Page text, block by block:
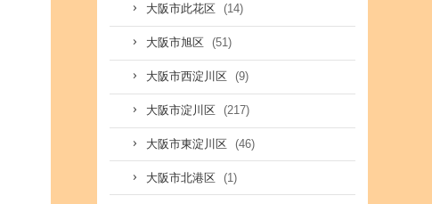
大阪市此花区 (14)
大阪市旭区 (51)
大阪市西淀川区 (9)
大阪市淀川区 (217)
大阪市東淀川区 (46)
大阪市北港区 (1)